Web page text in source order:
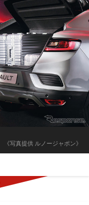
《写真提供 ルノージャポン》